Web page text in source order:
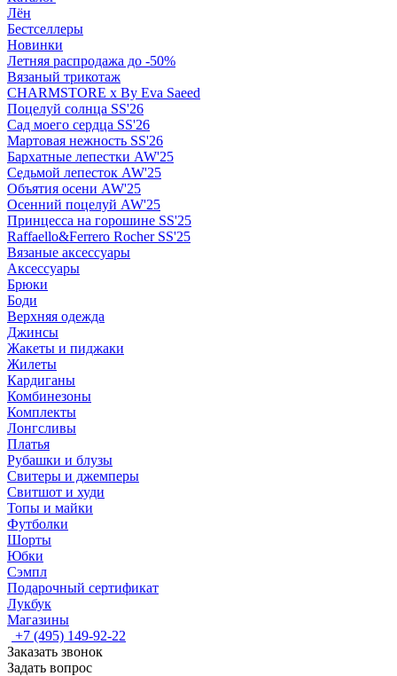
Лён
Бестселлеры
Новинки
Летняя распродажа до -50%
Вязаный трикотаж
CHARMSTORE х By Eva Saeed
Поцелуй солнца SS'26
Сад моего сердца SS'26
Мартовая нежность SS'26
Бархатные лепестки AW'25
Седьмой лепесток AW'25
Объятия осени AW'25
Осенний поцелуй AW'25
Принцесса на горошине SS'25
Raffaello&Ferrero Rocher SS'25
Вязаные аксессуары
Аксессуары
Брюки
Боди
Верхняя одежда
Джинсы
Жакеты и пиджаки
Жилеты
Кардиганы
Комбинезоны
Комплекты
Лонгсливы
Платья
Рубашки и блузы
Свитеры и джемперы
Свитшот и худи
Топы и майки
Футболки
Шорты
Юбки
Сэмпл
Подарочный сертификат
Лукбук
Магазины
+7 (495) 149-92-22
Заказать звонок
Задать вопрос